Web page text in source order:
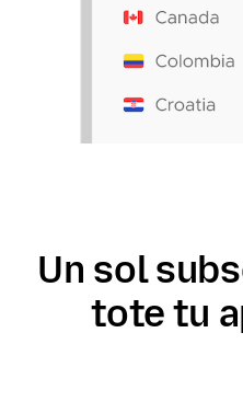
Un sol
tote tu